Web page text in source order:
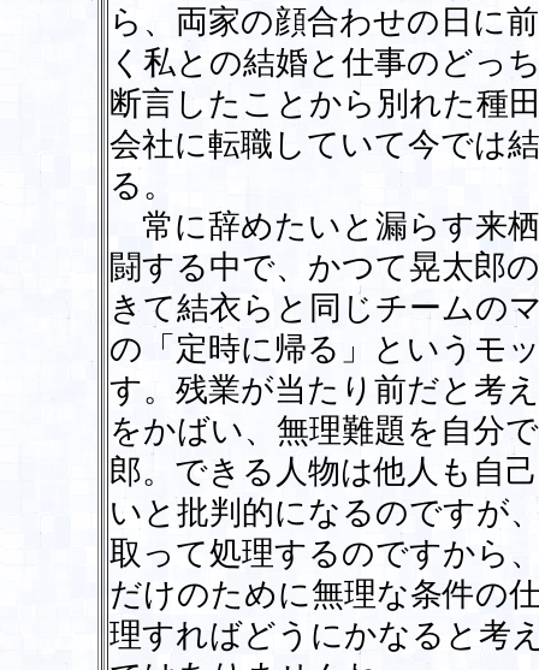
ら、両家の顔合わせの日に
く私との結婚と仕事のどっ
断言したことから別れた種
会社に転職していて今では
る。
常に辞めたいと漏らす来
闘する中で、かつて晃太郎
きて結衣らと同じチームの
の「定時に帰る」というモ
す。残業が当たり前だと考
をかばい、無理難題を自分
郎。できる人物は他人も自
いと批判的になるのですが
取って処理するのですから
だけのために無理な条件の
理すればどうにかなると考